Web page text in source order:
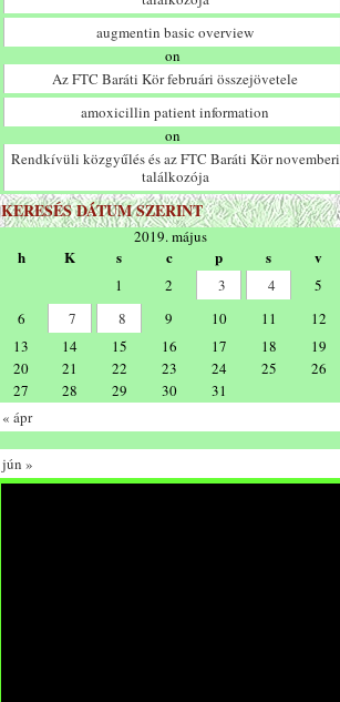
augmentin basic overview
on
Az FTC Baráti Kör februári összejövetele
amoxicillin patient information
on
Rendkívüli közgyűlés és az FTC Baráti Kör novemberi
találkozója
KERESÉS DÁTUM SZERINT
2019. május
h K s c p s v
1 2 3 4
5
6
7 8 9 10 11
12
13
14 15 16 17 18
19
20
21 22 23 24 25
26
27
28 29 30
31
« ápr
jún »